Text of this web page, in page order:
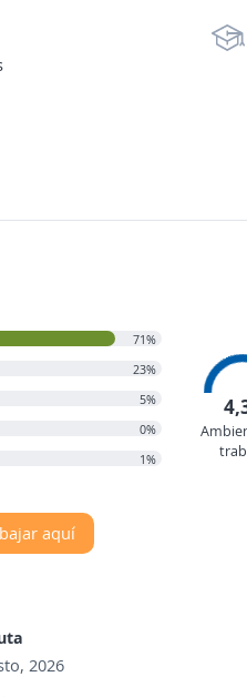
71%
23%
5%
0%
1%
aquí
2026